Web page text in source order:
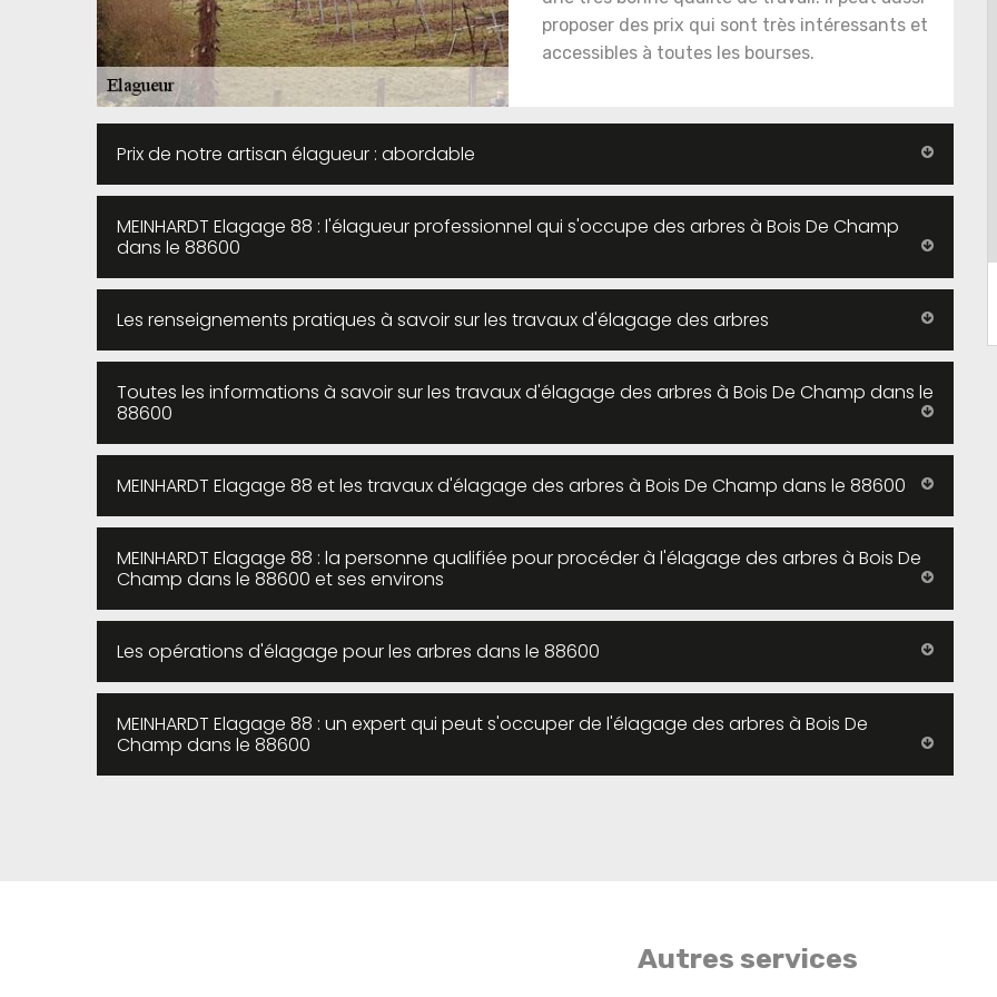
proposer des prix qui sont très intéressants et
accessibles à toutes les bourses.
Prix de notre artisan élagueur : abordable
MEINHARDT Elagage 88 : l'élagueur professionnel qui s'occupe des arbres à Bois De Champ
dans le 88600
Les renseignements pratiques à savoir sur les travaux d'élagage des arbres
Toutes les informations à savoir sur les travaux d'élagage des arbres à Bois De Champ dans le
88600
MEINHARDT Elagage 88 et les travaux d'élagage des arbres à Bois De Champ dans le 88600
MEINHARDT Elagage 88 : la personne qualifiée pour procéder à l'élagage des arbres à Bois De
Champ dans le 88600 et ses environs
Les opérations d'élagage pour les arbres dans le 88600
MEINHARDT Elagage 88 : un expert qui peut s'occuper de l'élagage des arbres à Bois De
Champ dans le 88600
Autres services